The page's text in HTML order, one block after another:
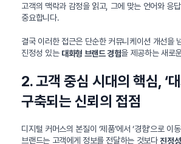
고객의 맥락과 감정을 읽고, 그에 맞는 언어와 응
중요합니다.
결국 이러한 접근은 단순한 커뮤니케이션 개선을
진정성 있는 대화형 브랜드 경험을 제공하는 새로
2. 고객 중심 시대의 핵심, ‘
구축되는 신뢰의 접점
디지털 커머스의 본질이 ‘제품’에서 ‘경험’으로 이
브랜드는 고객에게 정보를 전달하는 것보다진정